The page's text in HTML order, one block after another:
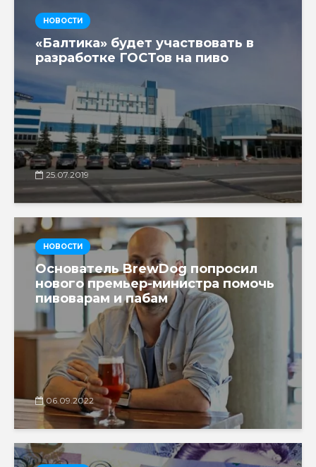
НОВОСТИ
«Балтика» будет участвовать в
разработке ГОСТов на пиво
25.07.2019
НОВОСТИ
Основатель BrewDog попросил
нового премьер-министра помочь
пивоварам и пабам
06.09.2022